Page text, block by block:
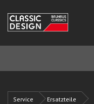
Service Ersatzteile